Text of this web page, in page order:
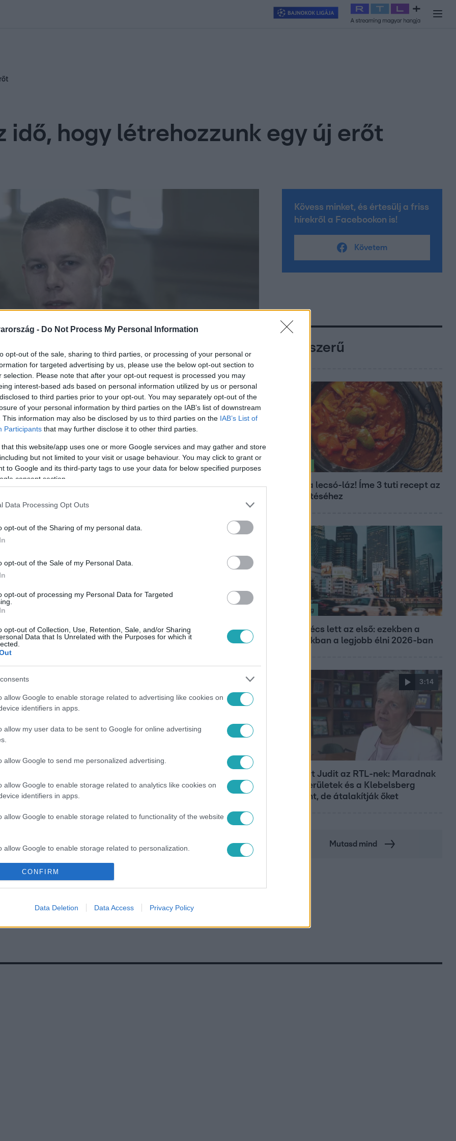
- Do Not Process My Personal Information
opt-out of the sale, sharing to third parties, or processing of your personal or
for targeted advertising by us, please use the below opt-out section to
selection. Please note that after your opt-out request is processed you may
interest-based ads based on personal information utilized by us or personal
to third parties prior to your opt-out. You may separately opt-out of the
of your personal information by third parties on the IAB’s list of downstream
This information may also be disclosed by us to third parties on the IAB’s List of
Participants that may further disclose it to other third parties.
that this website/app uses one or more Google services and may gather and store
but not limited to your visit or usage behaviour. You may click to grant or
to Google and its third-party tags to use your data for below specified purposes
consent section.
Data Processing Opt Outs
opt-out of the Sharing of my personal data.
opt-out of the Sale of my Personal Data.
opt-out of processing my Personal Data for Targeted
opt-out of Collection, Use, Retention, Sale, and/or Sharing
Data that Is Unrelated with the Purposes for which it
allow Google to enable storage related to advertising like cookies on
identifiers in apps.
allow my user data to be sent to Google for online advertising
allow Google to send me personalized advertising.
allow Google to enable storage related to analytics like cookies on
identifiers in apps.
allow Google to enable storage related to functionality of the website
allow Google to enable storage related to personalization.
allow Google to enable storage related to security, including
functionality and fraud prevention, and other user protection.
CONFIRM
Data Deletion Data Access Privacy Policy
Exek csatája 2026 Celeb vagyok, ments ki innen
idő, hogy létrehozzunk egy új erőt
Link másolása
utalt volna legújabb bejegyzésében.
legyen a Google-találatokban!
MÁRCIUS 15
Kövess minket, és értesülj a friss
hírekről a Facebookon is!
Követem
Népszerű
Kitört a lecsó-láz! Íme 3 tuti recept az
elkészítéséhez
Nagyvilág
Nem Bécs lett az első: ezekben a
városokban a legjobb élni 2026-ban
3:14
Lannert Judit az RTL-nek: Maradnak
a tankerületek és a Klebelsberg
Központ, de átalakítják őket
Mutasd mind